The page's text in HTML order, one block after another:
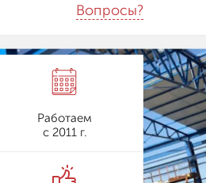
Вопросы?
Работаем
с 2011 г.